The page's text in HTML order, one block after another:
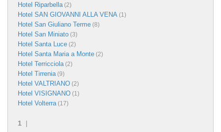
Hotel Riparbella(2)
Hotel SAN GIOVANNI ALLA VENA (1)
Hotel San Giuliano Terme (8)
Hotel San Miniato (3)
Hotel Santa Luce (2)
Hotel Santa Maria a Monte (2)
Hotel Terricciola(2)
Hotel Tirrenia(9)
Hotel VALTRIANO (2)
Hotel VISIGNANO (1)
Hotel Volterra(17)
1 |